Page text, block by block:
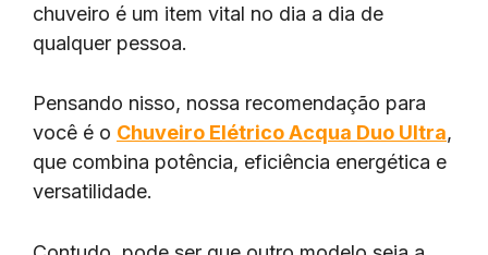
chuveiro é um item vital no dia a dia de
qualquer pessoa.
Pensando nisso, nossa recomendação para
você é o Chuveiro Elétrico Acqua Duo Ultra,
que combina potência, eficiência energética e
versatilidade.